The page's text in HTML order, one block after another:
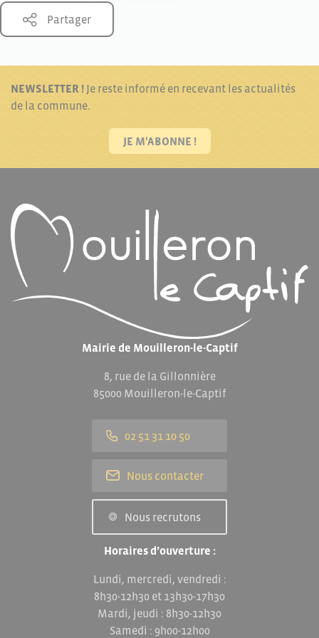
Partager
NEWSLETTER ! Je reste informé en recevant les actualités
de la commune.
JE M'ABONNE !
Mairie de Mouilleron-le-Captif
8, rue de la Gillonnière
85000 Mouilleron-le-Captif
02 51 31 10 50
Nous contacter
Nous recrutons
Horaires d’ouverture :
Lundi, mercredi, vendredi :
8h30-12h30 et 13h30-17h30
Mardi, jeudi : 8h30-12h30
Samedi : 9h00-12h00